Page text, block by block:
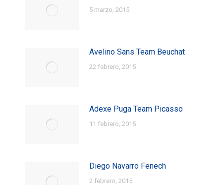
5 marzo, 2015
Avelino Sans Team Beuchat
22 febrero, 2015
Adexe Puga Team Picasso
11 febrero, 2015
Diego Navarro Fenech
2 febrero, 2015